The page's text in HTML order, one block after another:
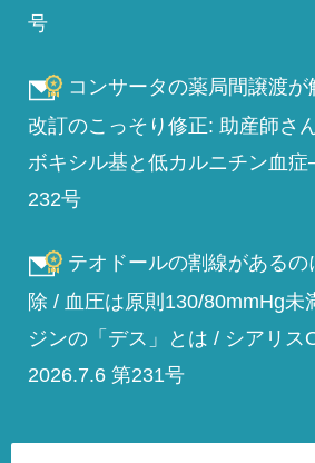
号
コンサータの薬局間譲渡
改訂のこっそり修正: 助産師さ
ボキシル基と低カルニチン血
232号
テオドールの割線があるの
除 / 血圧は原則130/80mmHg未
ジンの「デス」とは / シアリス
2026.7.6 第231号